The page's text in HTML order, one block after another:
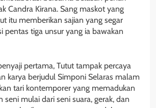
Candra Kirana. Sang maskot yang
itu memberikan sajian yang segar
pentas tiga unsur yang ia bawakan
pertama, Tutut tampak percaya
karya berjudul Simponi Selaras malam
tari kontemporer yang memadukan
seni mulai dari seni suara, gerak, dan